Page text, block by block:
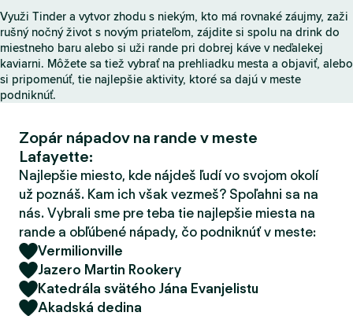
o
v
k
a
T
d
r
Využi Tinder a vytvor zhodu s niekým, kto má rovnaké záujmy, zaži
rušný nočný život s novým priateľom, zájdite si spolu na drink do
miestneho baru alebo si uži rande pri dobrej káve v neďalekej
kaviarni. Môžete sa tiež vybrať na prehliadku mesta a objaviť, alebo
si pripomenúť, tie najlepšie aktivity, ktoré sa dajú v meste
podniknúť.
Zopár nápadov na rande v meste
Lafayette:
Najlepšie miesto, kde nájdeš ľudí vo svojom okolí
už poznáš. Kam ich však vezmeš? Spoľahni sa na
nás. Vybrali sme pre teba tie najlepšie miesta na
rande a obľúbené nápady, čo podniknúť v meste:
Vermilionville
Jazero Martin Rookery
Katedrála svätého Jána Evanjelistu
Akadská dedina